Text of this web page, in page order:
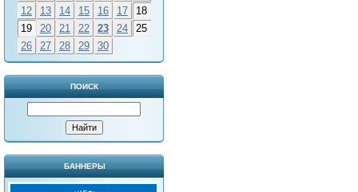
12
13 14 15 16 17
18
19
20 21 22 23 24
25
26
27 28 29 30
ПОИСК
БАННЕРЫ